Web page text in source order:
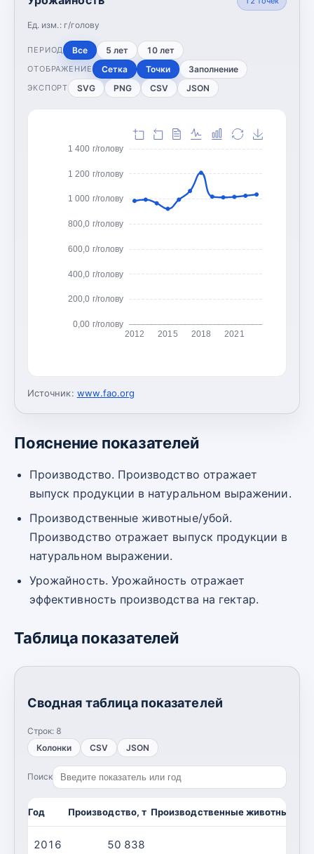
Ед. изм.: г/голову
ПЕРИОД Все 5 лет 10 лет
ОТОБРАЖЕНИЕ Сетка Точки Заполнение
ЭКСПОРТ SVG PNG CSV JSON
0,00 г/голову
200,0 г/голову
400,0 г/голову
600,0 г/голову
800,0 г/голову
1 000 г/голову
1 200 г/голову
1 400 г/голову
2012 2015 2018 2021
Источник: www.fao.org
Пояснение показателей
Производство. Производство отражает
выпуск продукции в натуральном выражении.
Производственные животные/убой.
Производство отражает выпуск продукции в
натуральном выражении.
Урожайность. Урожайность отражает
эффективность производства на гектар.
Таблица показателей
Сводная таблица показателей
Строк: 8
Колонки
CSV JSON
Поиск
Год Производство, т Производственные животные/
2016 50 838